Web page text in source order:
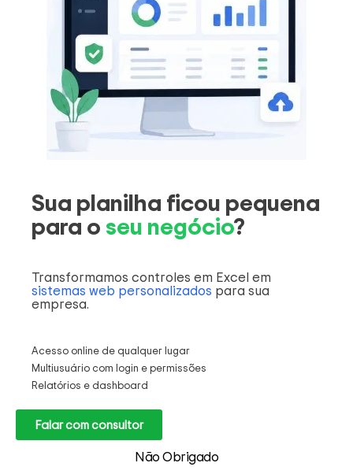
Sua planilha ficou pequena
para oseu negócio?
Transformamos controles em Excel em
sistemas web personalizados para sua
empresa.
Acesso online de qualquer lugar
Multiusuário com login e permissões
Relatórios e dashboard
Falar com consultor
Não Obrigado